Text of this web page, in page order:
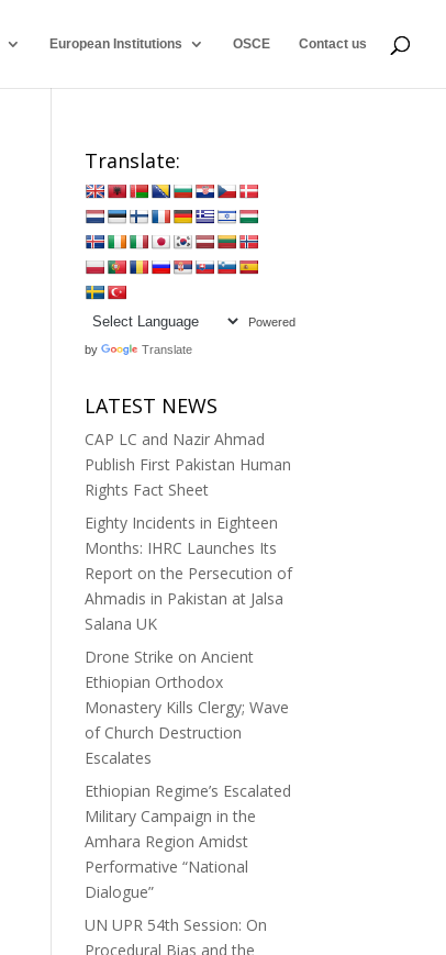
European Institutions OSCE Contact us
Translate:
Powered
by Translate
LATEST NEWS
CAP LC and Nazir Ahmad
Publish First Pakistan Human
Rights Fact Sheet
Eighty Incidents in Eighteen
Months: IHRC Launches Its
Report on the Persecution of
Ahmadis in Pakistan at Jalsa
Salana UK
Drone Strike on Ancient
Ethiopian Orthodox
Monastery Kills Clergy; Wave
of Church Destruction
Escalates
Ethiopian Regime’s Escalated
Military Campaign in the
Amhara Region Amidst
Performative “National
Dialogue”
UN UPR 54th Session: On
Procedural Bias and the